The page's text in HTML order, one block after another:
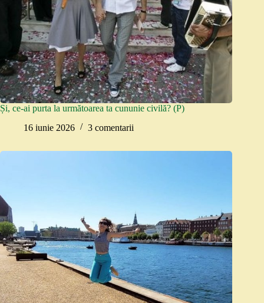
Și, ce-ai purta la următoarea ta cununie civilă? (P)
16 iunie 2026
3 comentarii